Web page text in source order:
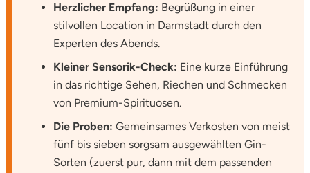
Herzlicher Empfang: Begrüßung in einer
stilvollen Location in Darmstadt durch den
Experten des Abends.
Kleiner Sensorik-Check: Eine kurze Einführung
in das richtige Sehen, Riechen und Schmecken
von Premium-Spirituosen.
Die Proben: Gemeinsames Verkosten von meist
fünf bis sieben sorgsam ausgewählten Gin-
Sorten (zuerst pur, dann mit dem passenden